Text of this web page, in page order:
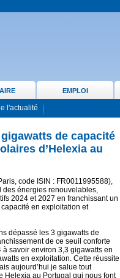
EMPLOI
l'actualité
de capacité
d’Helexia au
code ISIN : FR0011995588),
des énergies renouvelables,
2024 et 2027 en franchissant un
en exploitation et
dépassé les 3 gigawatts de
de ce seuil conforte
à savoir environ 3,3 gigawatts en
en exploitation. Cette réussite
aujourd’hui je salue tout
Helexia au Portugal qui nous font